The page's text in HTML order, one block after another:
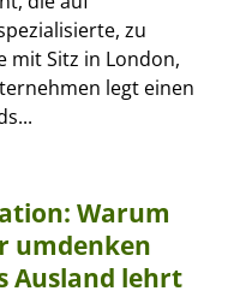
zu
mit Sitz in London,
legt einen
Warum
umdenken
Ausland lehrt